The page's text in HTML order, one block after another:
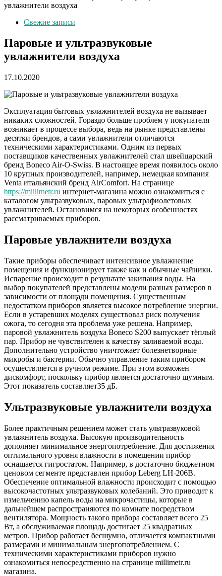
увлажнители воздуха
Свежие записи
Паровые и ультразвуковые
увлажнители воздуха
17.10.2020
Эксплуатация бытовых увлажнителей воздуха не вызывает
никаких сложностей. Гораздо больше проблем у покупателя
возникает в процессе выбора, ведь на рынке представлены
десятки брендов, а сами увлажнители отличаются
техническими характеристиками. Одним из первых
поставщиков качественных увлажнителей стал швейцарский
бренд Boneco Air-O-Swiss. В настоящее время появилось около
10 крупных производителей, например, немецкая компания
Venta итальянский бренд AirComfort. На странице
https://millimetr.ru интернет-магазина можно ознакомиться с
каталогом ультразвуковых, паровых ультрафиолетовых
увлажнителей. Остановимся на некоторых особенностях
рассматриваемых приборов.
Паровые увлажнители воздуха
Такие приборы обеспечивает интенсивное увлажнение
помещения и функционирует также как и обычные чайники.
Испарение происходит в результате закипания воды. На
выбор покупателей представлены модели разных размеров в
зависимости от площади помещения. Существенным
недостатком приборов является высокое потребление энергии.
Если в устаревших моделях существовал риск получения
ожога, то сегодня эта проблема уже решена. Например,
паровой увлажнитель воздуха Boneco S200 выпускает тёплый
пар. Прибор не чувствителен к качеству заливаемой воды.
Дополнительно устройство уничтожает болезнетворные
микробы и бактерии. Обычно управление таким прибором
осуществляется в ручном режиме. При этом возможен
дискомфорт, поскольку прибор является достаточно шумным.
Этот показатель составляет35 дБ.
Ультразвуковые увлажнители воздуха
Более практичным решением может стать ультразвуковой
увлажнитель воздуха. Высокую производительность
дополняет минимальное энергопотребление. Для достижения
оптимального уровня влажности в помещении прибор
оснащается гигростатом. Например, в достаточно бюджетном
ценовом сегменте представлен прибор Leberg LH-206B.
Обеспечение оптимальной влажности происходит с помощью
высокочастотных ультразвуковых колебаний. Это приводит к
измельчению капель воды на микрочастицы, которые в
дальнейшем распространяются по комнате посредством
вентилятора. Мощность такого прибора составляет всего 25
Вт, а обслуживаемая площадь достигает 25 квадратных
метров. Прибор работает бесшумно, отличается компактными
размерами и минимальным энергопотреблением. С
техническими характеристиками приборов нужно
ознакомиться непосредственно на странице millimetr.ru
магазина.